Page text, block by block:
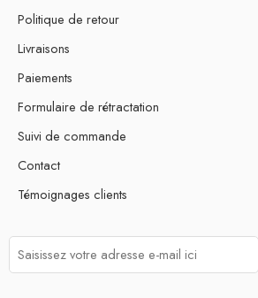
Politique de retour
Livraisons
Paiements
Formulaire de rétractation
Suivi de commande
Contact
Témoignages clients